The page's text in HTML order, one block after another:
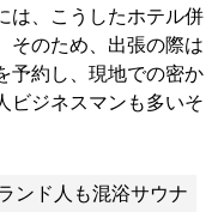
、こうしたホテル併
そのため、出張の際は
予約し、現地での密か
ビジネスマンも多いそ
ンド人も混浴サウナ